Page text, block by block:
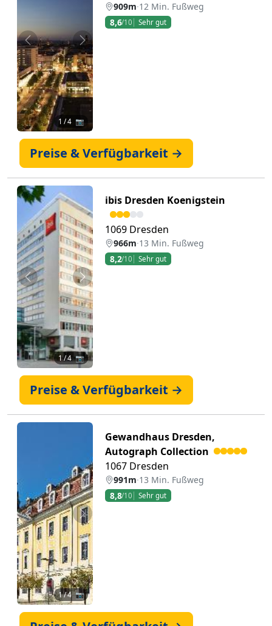
Zurück Weiter
1 / 4 📷
909m·12 Min. Fußweg
8,6/10 Sehr gut
Preise & Verfügbarkeit →
Zurück Weiter
1/ 4 📷
ibis Dresden Koenigstein
1069 Dresden
966m·13 Min. Fußweg
8,2/10 Sehr gut
Preise & Verfügbarkeit →
Zurück Weiter
1/ 4 📷
Gewandhaus Dresden,
Autograph Collection
1067 Dresden
991m·13 Min. Fußweg
8,8/10 Sehr gut